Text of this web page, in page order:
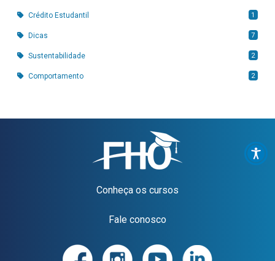
Crédito Estudantil 1
Dicas 7
Sustentabilidade 2
Comportamento 2
Conheça os cursos
Fale conosco